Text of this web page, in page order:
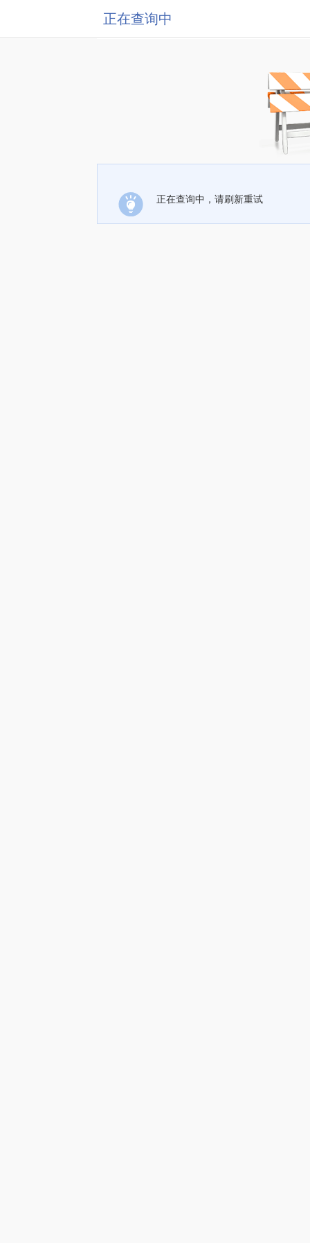
正在查询中
正在查询中，请刷新重试